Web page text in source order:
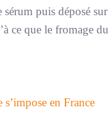
puis déposé
ce que le fromage
en France